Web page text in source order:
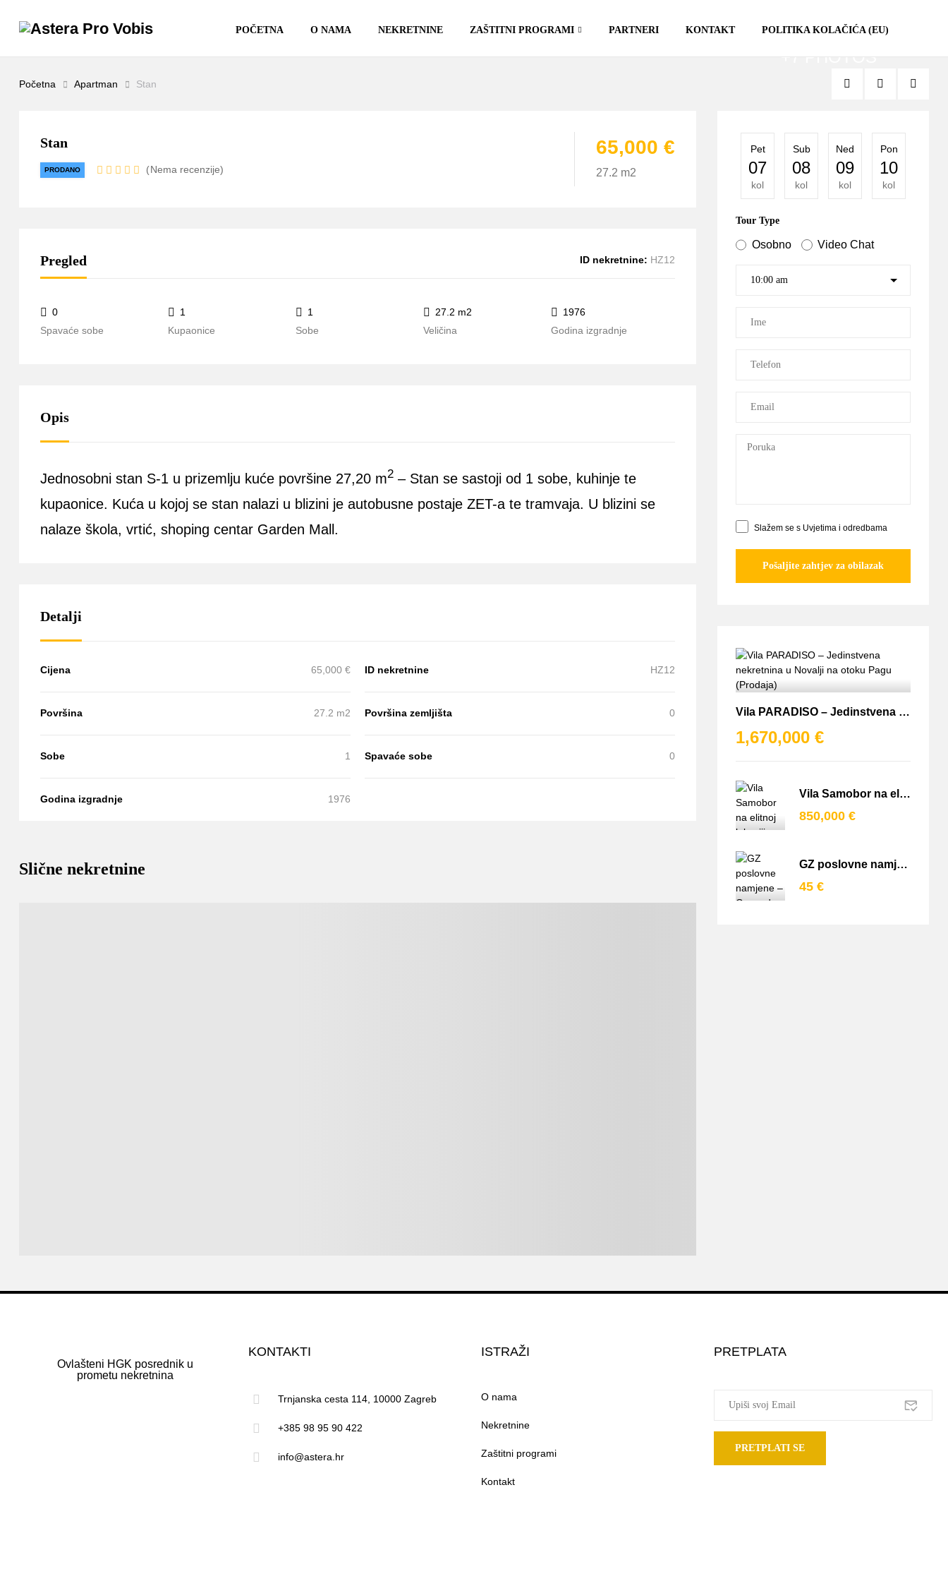
POČETNA O NAMA NEKRETNINE ZAŠTITNI PROGRAMI PARTNERI KONTAKT POLITIKA KOLAČIĆA (EU)
Početna Apartman Stan
Stan
PRODANO Nema recenzije
65,000 €
27.2 m2
Pregled ID nekretnine: HZ12
Spavaće sobe
0
Kupaonice
1
Sobe
1
Veličina
27.2 m2
Godina izgradnje
1976
Opis
Jednosobni stan S-1 u prizemlju kuće površine 27,20 m2 – Stan se sastoji od 1 sobe, kuhinje te
kupaonice. Kuća u kojoj se stan nalazi u blizini je autobusne postaje ZET-a te tramvaja. U blizini se
nalaze škola, vrtić, shoping centar Garden Mall.
Detalji
Cijena 65,000 € ID nekretnine HZ12
Površina 27.2 m2 Površina zemljišta 0
Sobe 1 Spavaće sobe 0
Godina izgradnje 1976
Slične nekretnine
Pet
07
kol
Sub
08
kol
Ned
09
kol
Pon
10
kol
Tour Type
Osobno Video Chat
Slažem se s Uvjetima i odredbama
Pošaljite zahtjev za obilazak
Vila PARADISO – Jedinstvena nekretnina u Novalji na otoku Pagu (Prodaja)
1,670,000 €
Vila Samobor na elitnoj lokaciji (Prodaja)
850,000 €
GZ poslovne namjene – Gospodarska zona Jalševac (Jastrebarsko) (Prodaja)
45 €
Ovlašteni HGK posrednik u
prometu nekretnina
KONTAKTI
Trnjanska cesta 114, 10000 Zagreb
+385 98 95 90 422
info@astera.hr
ISTRAŽI
O nama
Nekretnine
Zaštitni programi
Kontakt
PRETPLATA